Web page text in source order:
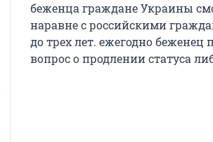
беженца граждане Украины
наравне с российскими
до трех лет. ежегодно беженец
вопрос о продлении статуса